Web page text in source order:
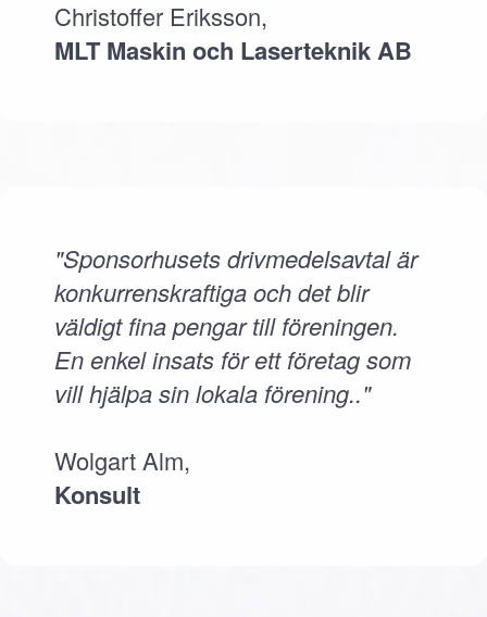
Christoffer Eriksson,
MLT Maskin och Laserteknik AB
"Sponsorhusets drivmedelsavtal är
konkurrenskraftiga och det blir
väldigt fina pengar till föreningen.
En enkel insats för ett företag som
vill hjälpa sin lokala förening.."
Wolgart Alm,
Konsult